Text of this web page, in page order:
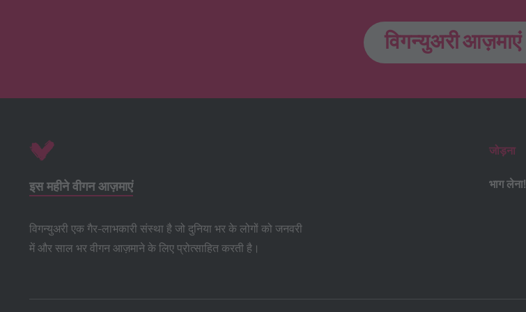
विगन्युअरी आज़माएं
इस महीने वीगन आज़माएं
विगन्युअरी एक गैर-लाभकारी संस्था है जो दुनिया भर के लोगों को जनवरी
में और साल भर वीगन आज़माने के लिए प्रोत्साहित करती है।
जोड़ना
भाग लेना!